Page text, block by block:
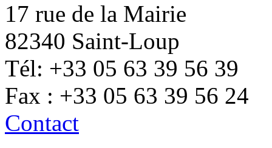
17 rue de la Mairie
82340 Saint-Loup
Tél: +33 05 63 39 56 39
Fax : +33 05 63 39 56 24
Contact